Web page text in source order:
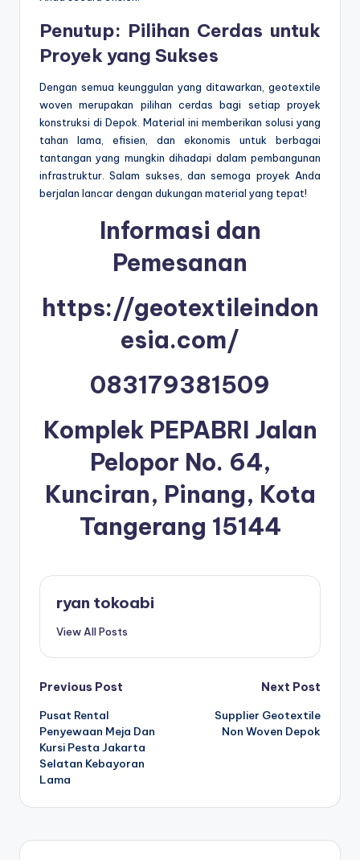
Penutup: Pilihan Cerdas untuk
Proyek yang Sukses
Dengan semua keunggulan yang ditawarkan, geotextile
woven merupakan pilihan cerdas bagi setiap proyek
konstruksi di Depok. Material ini memberikan solusi yang
tahan lama, efisien, dan ekonomis untuk berbagai
tantangan yang mungkin dihadapi dalam pembangunan
infrastruktur. Salam sukses, dan semoga proyek Anda
berjalan lancar dengan dukungan material yang tepat!
Informasi dan
Pemesanan
https://geotextileindon
esia.com/
083179381509
Komplek PEPABRI Jalan
Pelopor No. 64,
Kunciran, Pinang, Kota
Tangerang 15144
ryan tokoabi
View All Posts
Post
navigation
Previous Post
Pusat Rental
Penyewaan Meja Dan
Kursi Pesta Jakarta
Selatan Kebayoran
Lama
Next Post
Supplier Geotextile
Non Woven Depok